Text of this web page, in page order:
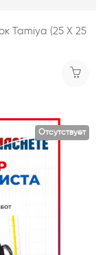
Tamiya (25 Х 25
Отсутствует